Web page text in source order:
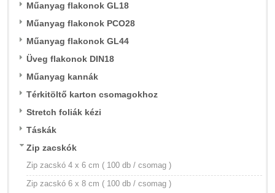
Műanyag flakonok GL18
Műanyag flakonok PCO28
Műanyag flakonok GL44
Üveg flakonok DIN18
Műanyag kannák
Térkitöltő karton csomagokhoz
Stretch foliák kézi
Táskák
Zip zacskók
Zip zacskó 4 x 6 cm ( 100 db / csomag )
Zip zacskó 6 x 8 cm ( 100 db / csomag )